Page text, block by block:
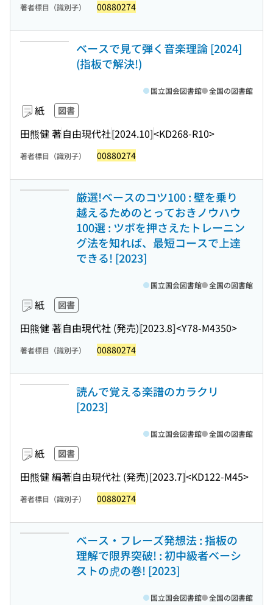
著者標目（識別子） 00880274
ベースで見て弾く音楽理論 [2024]
(指板で解決!)
紙 図書
田熊健 著自由現代社[2024.10]<KD268-R10>
国立国会図書館 全国の図書館
著者標目（識別子） 00880274
厳選!ベースのコツ100 : 壁を乗り
越えるためのとっておきノウハウ
100選 : ツボを押さえたトレーニン
グ法を知れば、最短コースで上達
できる! [2023]
紙 図書
田熊健 著自由現代社 (発売)[2023.8]<Y78-M4350>
国立国会図書館 全国の図書館
著者標目（識別子） 00880274
読んで覚える楽譜のカラクリ
[2023]
紙 図書
田熊健 編著自由現代社 (発売)[2023.7]<KD122-M45>
国立国会図書館 全国の図書館
著者標目（識別子） 00880274
ベース・フレーズ発想法 : 指板の
理解で限界突破! : 初中級者ベーシ
ストの虎の巻! [2023]
国立国会図書館 全国の図書館